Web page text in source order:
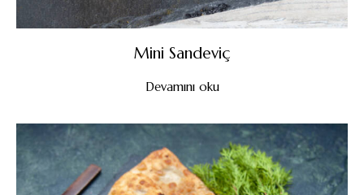
Mini Sandeviç
Devamını oku